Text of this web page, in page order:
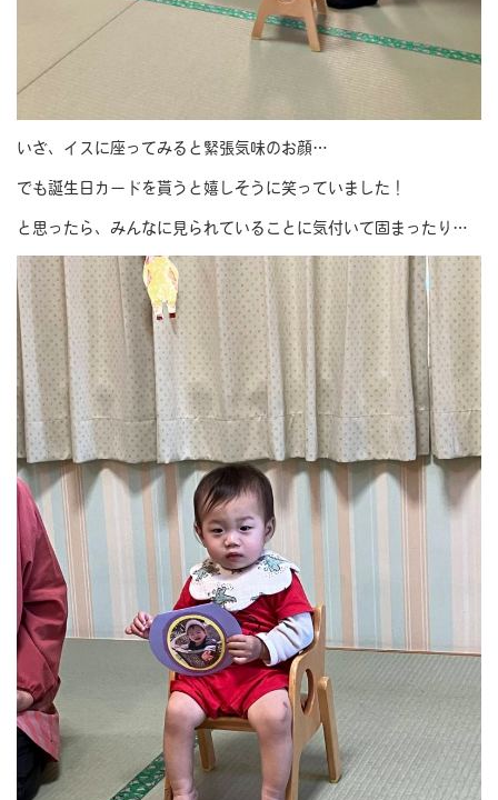
いざ、イスに座ってみると緊張気味のお顔…
でも誕生日カードを貰うと嬉しそうに笑っていました！
と思ったら、みんなに見られていることに気付いて固まったり…